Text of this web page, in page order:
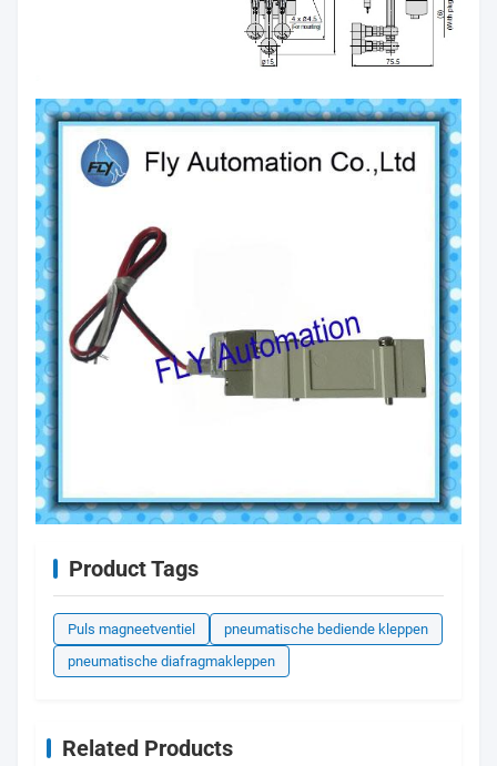
Product Tags
Puls magneetventiel
pneumatische bediende kleppen
pneumatische diafragmakleppen
Related Products